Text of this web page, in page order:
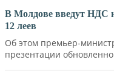
В Молдове введут НДС
12 леев
Об этом премьер-
презентации